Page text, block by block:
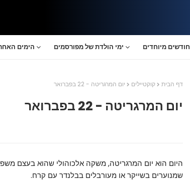
הימים ימי הולדת של מפורסמים חודשים מיוחדים
דף הבית קוקטיילים יום המרגריטה - 22 בפברואר
יום המרגריטה - 22 בפברואר
היום הוא יום המרגריטה, משקה אלכוהולי שהוא בעצם
שמנוערים בשייקר או מעורבלים בבלנדר עם קרח.